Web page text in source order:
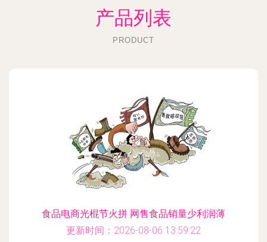
产品列表
PRODUCT
食品电商光棍节火拼 网售食品销量少利润薄
更新时间：2026-08-06 13:59:22